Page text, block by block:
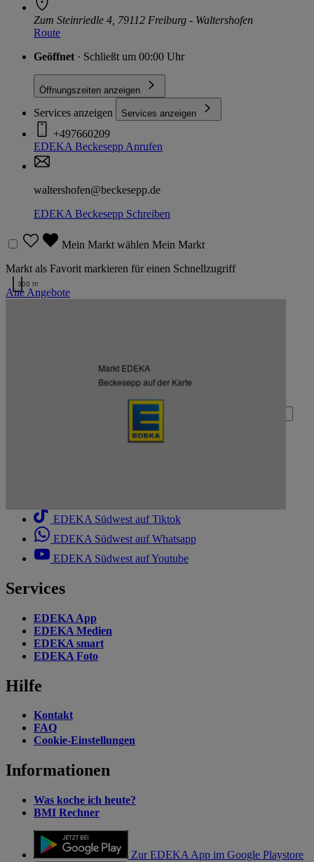
Zum Steinriedle 4, 79112 Freiburg - Waltershofen
Route
Geöffnet · Schließt um 00:00 Uhr
Öffnungszeiten anzeigen
Services anzeigen Services anzeigen
+497660209
EDEKA Beckesepp Anrufen
waltershofen@beckesepp.de
EDEKA Beckesepp Schreiben
Mein Markt wählen Mein Markt
Markt als Favorit markieren für einen Schnellzugriff
Alle Angebote
Markt EDEKA
Beckesepp auf der Karte
300 m
Zum Newsletter anmelden
Deine E-Mail-Adresse (Pflichtfeld)
EDEKA Südwest auf Tiktok
EDEKA Südwest auf Whatsapp
EDEKA Südwest auf Youtube
Services
EDEKA App
EDEKA Medien
EDEKA smart
EDEKA Foto
Hilfe
Kontakt
FAQ
Cookie-Einstellungen
Informationen
Was koche ich heute?
BMI Rechner
Zur EDEKA App im Google Playstore